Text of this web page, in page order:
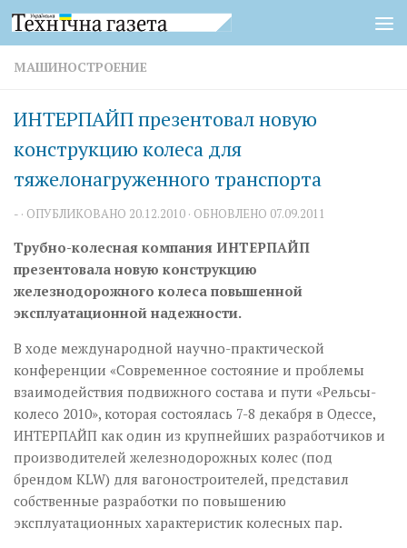
Перейти к содержимому
МАШИНОСТРОЕНИЕ
ИНТЕРПАЙП презентовал новую
конструкцию колеса для
тяжелонагруженного транспорта
- · ОПУБЛИКОВАНО 20.12.2010 · ОБНОВЛЕНО 07.09.2011
Трубно-колесная компания ИНТЕРПАЙП
презентовала новую конструкцию
железнодорожного колеса повышенной
эксплуатационной надежности.
В ходе международной научно-практической
конференции «Современное состояние и проблемы
взаимодействия подвижного состава и пути «Рельсы-
колесо 2010», которая состоялась 7-8 декабря в Одессе,
ИНТЕРПАЙП как один из крупнейших разработчиков и
производителей железнодорожных колес (под
брендом KLW) для вагоностроителей, представил
собственные разработки по повышению
эксплуатационных характеристик колесных пар.